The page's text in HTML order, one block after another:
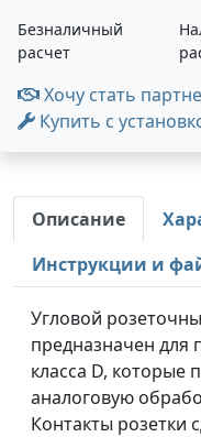
Безналичный
расчет
Хочу стать
Купить с
Описание
Инструкции и
Угловой
предназначен для
класса D,
аналоговую
Контакты розетки